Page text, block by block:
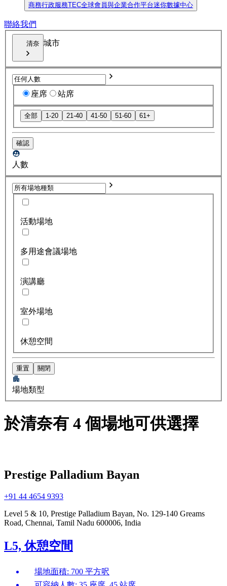
商務行政服務TEC全球會員與企業合作平台迷你數據中心
聯絡我們
清奈 城市
座席 站席
全部 1-20 21-40 41-50 51-60 61+
確認
人數
活動場地
多用途會議場地
演講廳
室外場地
休憩空間
重置 關閉
場地類型
於清奈有 4 個場地可供選擇
Prestige Palladium Bayan
+91 44 4654 9393
Level 5 & 10, Prestige Palladium Bayan, No. 129-140 Greams
Road, Chennai, Tamil Nadu 600006, India
L5, 休憩空間
場地面積: 700 平方呎